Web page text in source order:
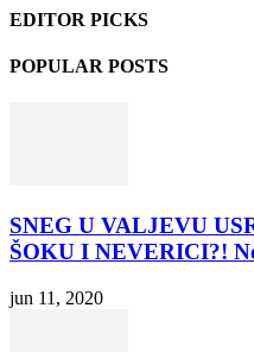
EDITOR PICKS
POPULAR POSTS
SNEG U VALJEVU
ŠOKU I NEVERICI?!
jun 11, 2020